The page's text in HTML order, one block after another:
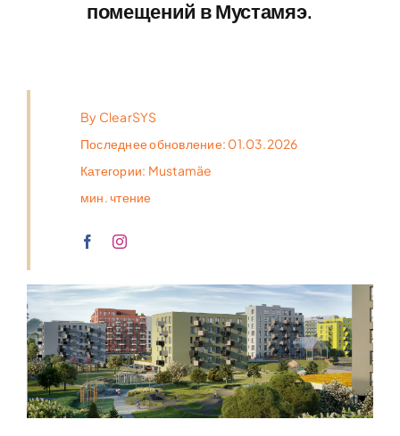
помещений в Мустамяэ.
By ClearSYS
Последнее обновление: 01.03.2026
Категории: Mustamäe
мин. чтение